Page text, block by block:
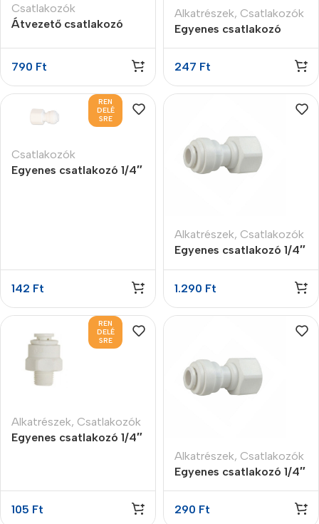
Csatlakozók
Átvezető csatlakozó
790 Ft
Alkatrészek, Csatlakozók
Egyenes csatlakozó
1/2″K x 1/2″K
247 Ft
REN
DELÉ
SRE
Csatlakozók
Egyenes csatlakozó 1/4″
142 Ft
Alkatrészek, Csatlakozók
Egyenes csatlakozó 1/4″
gyorscsatlakozó
1.290 Ft
REN
DELÉ
SRE
Alkatrészek, Csatlakozók
Egyenes csatlakozó 1/4″
105 Ft
Alkatrészek, Csatlakozók
Egyenes csatlakozó 1/4″
290 Ft